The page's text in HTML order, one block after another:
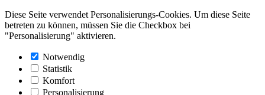
Diese Seite verwendet Personalisierungs-Cookies. Um diese Seite
betreten zu können, müssen Sie die Checkbox bei
"Personalisierung" aktivieren.
Notwendig
Statistik
Komfort
Personalisierung